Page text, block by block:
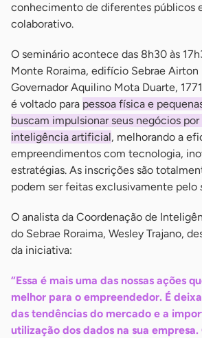
conhecimento de diferentes públicos
colaborativo.
O seminário acontece das 8h30 às
Monte Roraima, edifício Sebrae Airton
Governador Aquilino Mota Duarte,
é voltado para pessoa física e
buscam impulsionar seus negócios
inteligência artificial, melhorando a
empreendimentos com tecnologia,
estratégias. As inscrições são
podem ser feitas exclusivamente pelo
O analista da Coordenação de
do Sebrae Roraima, Wesley Trajano,
da iniciativa:
“Essa é mais uma das nossas ações
melhor para o empreendedor. É
das tendências do mercado e a
utilização dos dados na sua empresa.